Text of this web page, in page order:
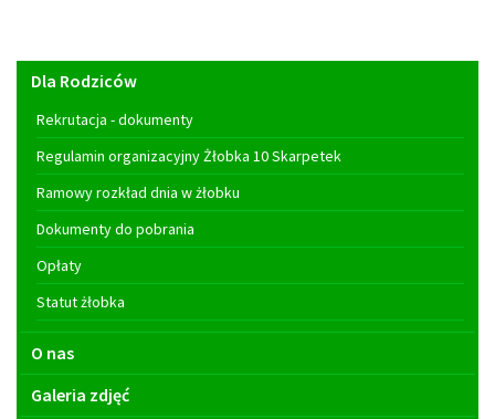
Menu
główne
Dla Rodziców
Rekrutacja - dokumenty
Regulamin organizacyjny Żłobka 10 Skarpetek
Ramowy rozkład dnia w żłobku
Dokumenty do pobrania
Opłaty
Statut żłobka
O nas
Galeria zdjęć